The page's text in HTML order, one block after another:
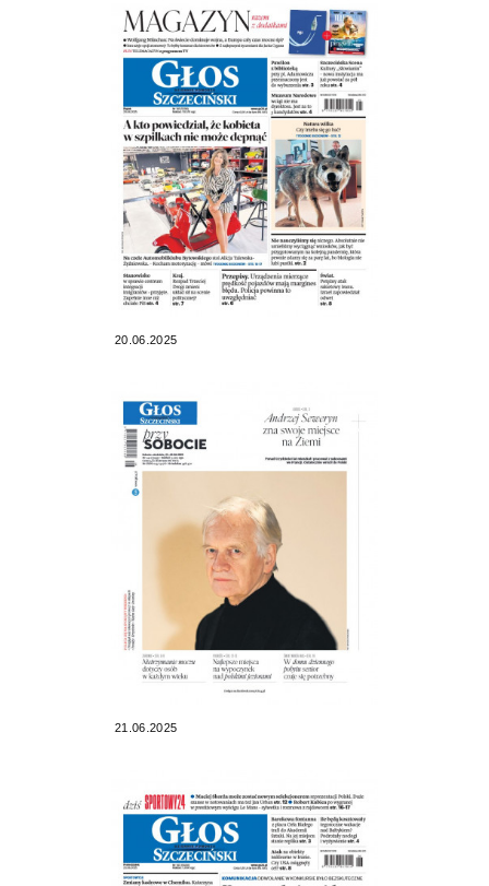
20.06.2025
21.06.2025